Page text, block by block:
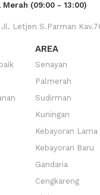
Merah (09:00 - 13:00)
Letjen S.Parman
AREA
Senayan
Palmerah
Sudirman
Kuningan
Kebayoran Lama
Kebayoran Baru
Gandaria
Cengkareng